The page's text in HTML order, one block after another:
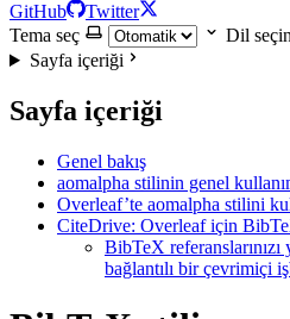
GitHub
Twitter
Tema seç
Dil seçin
Sayfa içeriği
Sayfa içeriği
Genel bakış
aomalpha stilinin genel
Overleaf’te aomalpha stilini
CiteDrive: Overleaf için
BibTeX
bağlantılı bir çevrimiçi